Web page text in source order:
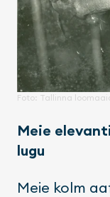
Foto: Tallinna
Meie
lugu
Meie kolm